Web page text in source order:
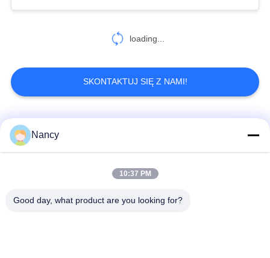
loading...
SKONTAKTUJ SIĘ Z NAMI!
popularne kategorie
Worek z filtrem
Nancy
10:37 PM
Good day, what product are you looking for?